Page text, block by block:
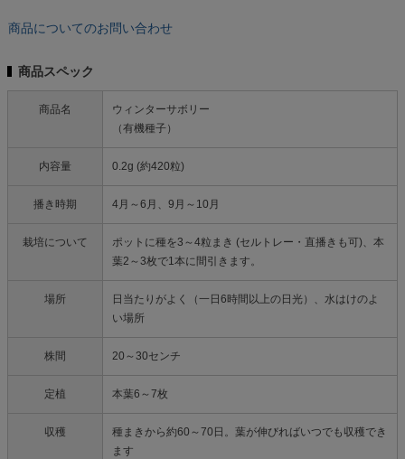
商品についてのお問い合わせ
商品スペック
商品名
ウィンターサボリー
（有機種子）
内容量 0.2g (約420粒)
播き時期 4月～6月、9月～10月
栽培について
ポットに種を3～4粒まき (セルトレー・直播きも可)、本
葉2～3枚で1本に間引きます。
場所
日当たりがよく（一日6時間以上の日光）、水はけのよ
い場所
株間 20～30センチ
定植 本葉6～7枚
収穫
種まきから約60～70日。葉が伸びればいつでも収穫でき
ます